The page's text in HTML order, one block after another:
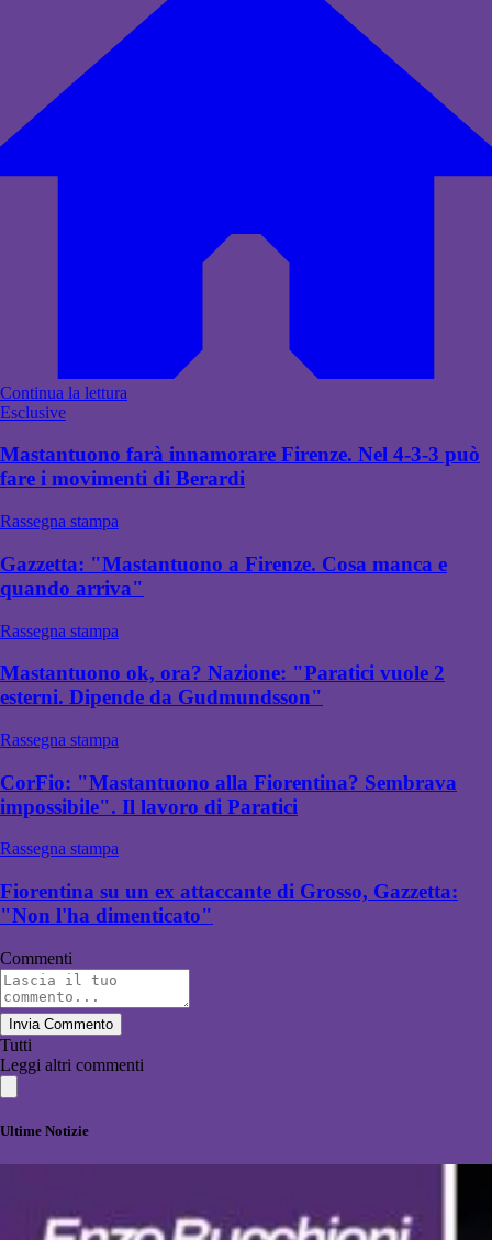
Continua la lettura
Esclusive
Mastantuono farà innamorare Firenze. Nel 4-3-3 può
fare i movimenti di Berardi
Rassegna stampa
Gazzetta: "Mastantuono a Firenze. Cosa manca e
quando arriva"
Rassegna stampa
Mastantuono ok, ora? Nazione: "Paratici vuole 2
esterni. Dipende da Gudmundsson"
Rassegna stampa
CorFio: "Mastantuono alla Fiorentina? Sembrava
impossibile". Il lavoro di Paratici
Rassegna stampa
Fiorentina su un ex attaccante di Grosso, Gazzetta:
"Non l'ha dimenticato"
Commenti
Invia Commento
Tutti
Leggi altri commenti
Ultime Notizie